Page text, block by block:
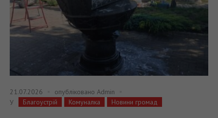
21.07.2026 опубліковано Admin
У
Благоустрій Комуналка Новини громад